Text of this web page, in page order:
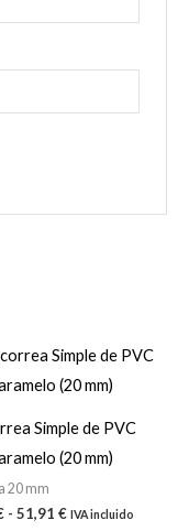
Simple de PVC
(20 mm)
20 mm
- 51,91 €
Rango
de
precios:
21,67 €
51,91 €
IVA incluido